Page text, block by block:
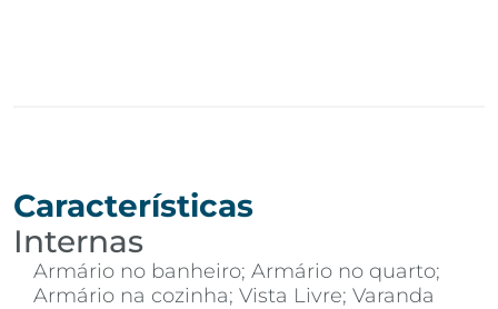
Características
Internas
Armário no banheiro; Armário no quarto;
Armário na cozinha; Vista Livre; Varanda